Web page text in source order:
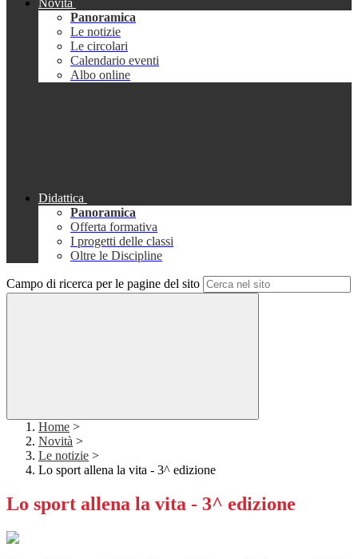
Novità
Panoramica
Le notizie
Le circolari
Calendario eventi
Albo online
Didattica
Panoramica
Offerta formativa
I progetti delle classi
Oltre le Discipline
Campo di ricerca per le pagine del sito
Home >
Novità >
Le notizie >
Lo sport allena la vita - 3^ edizione
Lo sport allena la vita - 3^ edizione